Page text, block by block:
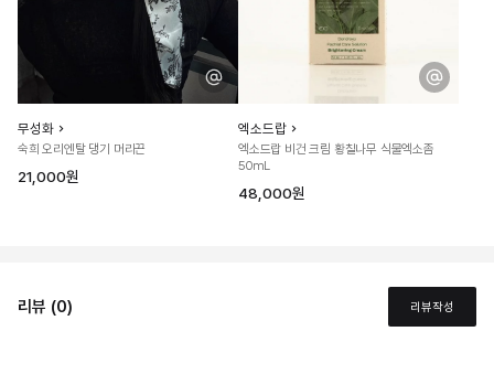
무성화
숙희 오리엔탈 댕기 머리끈
21,000원
엑소드랍
엑소드랍 비건 크림 황칠나무 식물엑소좀
50mL
48,000원
리뷰 (0) 리뷰작성